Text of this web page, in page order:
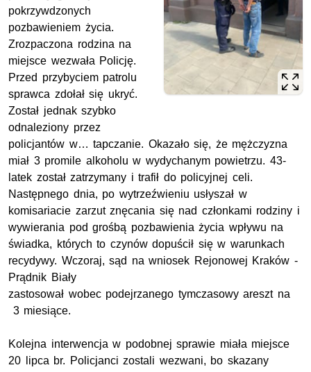
pokrzywdzonych
pozbawieniem życia.
Zrozpaczona rodzina na
miejsce wezwała Policję.
Przed przybyciem patrolu
sprawca zdołał się ukryć.
Został jednak szybko
odnaleziony przez
policjantów w… tapczanie. Okazało się, że mężczyzna
miał 3 promile alkoholu w wydychanym powietrzu. 43-
latek został zatrzymany i trafił do policyjnej celi.
Następnego dnia, po wytrzeźwieniu usłyszał w
komisariacie zarzut znęcania się nad członkami rodziny i
wywierania pod grośbą pozbawienia życia wpływu na
świadka, których to czynów dopuścił się w warunkach
recydywy. Wczoraj, sąd na wniosek Rejonowej Kraków -
Prądnik Biały
zastosował wobec podejrzanego tymczasowy areszt na
3 miesiące.
Kolejna interwencja w podobnej sprawie miała miejsce
20 lipca br. Policjanci zostali wezwani, bo skazany